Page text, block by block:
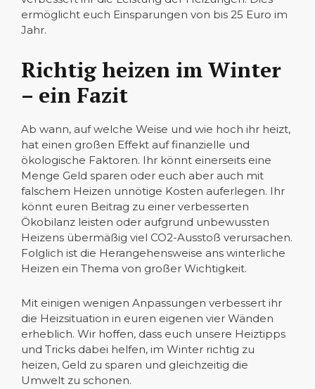
ermöglicht euch Einsparungen von bis 25 Euro im
Jahr.
Richtig heizen im Winter
– ein Fazit
Ab wann, auf welche Weise und wie hoch ihr heizt,
hat einen großen Effekt auf finanzielle und
ökologische Faktoren. Ihr könnt einerseits eine
Menge Geld sparen oder euch aber auch mit
falschem Heizen unnötige Kosten auferlegen. Ihr
könnt euren Beitrag zu einer verbesserten
Ökobilanz leisten oder aufgrund unbewussten
Heizens übermäßig viel CO2-Ausstoß verursachen.
Folglich ist die Herangehensweise ans winterliche
Heizen ein Thema von großer Wichtigkeit.
Mit einigen wenigen Anpassungen verbessert ihr
die Heizsituation in euren eigenen vier Wänden
erheblich. Wir hoffen, dass euch unsere Heiztipps
und Tricks dabei helfen, im Winter richtig zu
heizen, Geld zu sparen und gleichzeitig die
Umwelt zu schonen.